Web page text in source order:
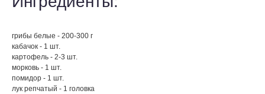
грибы белые - 200-300 г
кабачок - 1 шт.
картофель - 2-3 шт.
морковь - 1 шт.
помидор - 1 шт.
лук репчатый - 1 головка